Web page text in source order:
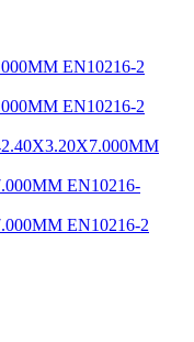
EN10216-2
EN10216-2
EN10216-
EN10216-2